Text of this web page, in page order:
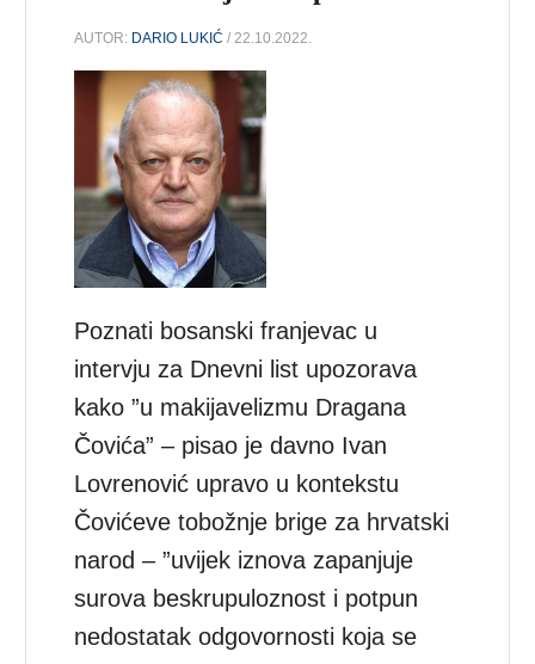
AUTOR: DARIO LUKIĆ / 22.10.2022.
Poznati bosanski franjevac u
intervju za Dnevni list upozorava
kako ”u makijavelizmu Dragana
Čovića” – pisao je davno Ivan
Lovrenović upravo u kontekstu
Čovićeve tobožnje brige za hrvatski
narod – ”uvijek iznova zapanjuje
surova beskrupuloznost i potpun
nedostatak odgovornosti koja se